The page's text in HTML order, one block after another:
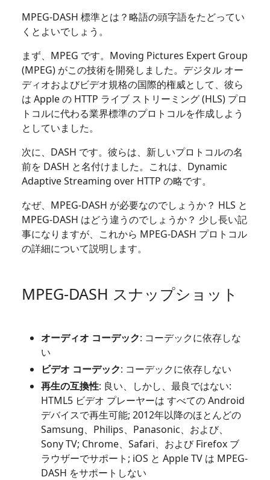
MPEG-DASH 標準とは？略語の頭字語をたどってい
くとよいでしょう。
まず、MPEG です。Moving Pictures Expert Group
(MPEG) がこの技術を開発しました。デジタル オー
ディオおよびビデオ規格の国際的権威として、彼ら
は Apple の HTTP ライブ ストリーミング (HLS) プロ
トコルに代わる業界標準のプロトコルを作成しよう
としていました。
次に、DASH です。彼らは、新しいプロトコルの名
前を DASH と名付けました。これは、Dynamic
Adaptive Streaming over HTTP の略です。
なぜ、MPEG-DASH が必要なのでしょうか？ HLS と
MPEG-DASH はどう違うのでしょうか？ 少し長い記
事になりますが、これから MPEG-DASH プロトコル
の詳細について説明します。
MPEG-DASH スナップショット
オーディオ コーデック: コーデックに依存しな
い
ビデオ コーデック: コーデックに依存しない
再生の互換性: 良い、しかし、最良ではない:
HTML5 ビデオ プレーヤーは すべての Android
デバイスで再生可能; 2012年以降のほとんどの
Samsung、Philips、Panasonic、および、
Sony TV; Chrome、Safari、および Firefox ブ
ラウザーでサポート; iOS と Apple TV は MPEG-
DASH をサポートしない